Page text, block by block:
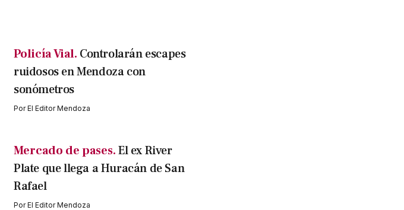
Policía Vial. Controlarán escapes
ruidosos en Mendoza con
sonómetros
PorEl Editor Mendoza
Mercado de pases.El ex River
Plate que llega a Huracán de San
Rafael
PorEl Editor Mendoza